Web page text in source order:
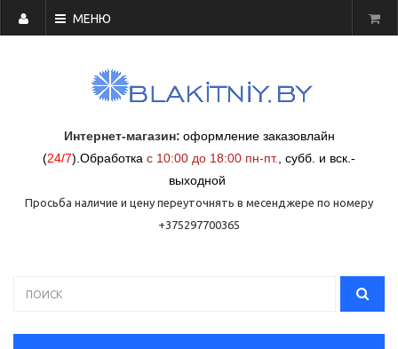
МЕНЮ
Интернет-магазин: оформление заказовлайн
(24/7) Обработка с 10:00 до 18:00 пн-пт. субб. и вск.-
выходной
Просьба наличие и цену переуточнять в месенджере по номеру
+375297700365